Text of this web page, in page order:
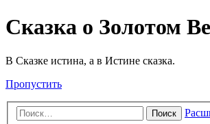
Сказка о Золотом
В Сказке истина, а в Истине сказка.
Пропустить
Поиск